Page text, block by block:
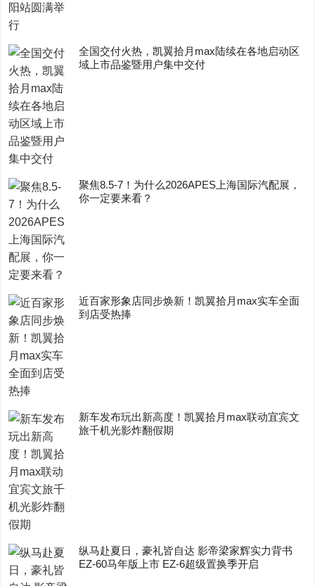
全国交付火热，凯翼拾月max陆续在各地启动区
域上市品鉴暨用户集中交付
聚焦8.5-7！为什么2026APES上海国际汽配展，
你一定要来看？
近百家形象店同步焕新！凯翼拾月max实车全面
到店受热捧
新车发布玩出新高度！凯翼拾月max联动宜宾文
旅千机光影炸翻假期
纵马赴夏日，豪礼皆自达 影帝梁家辉实力背书
EZ-60马年版上市 EZ-6超级置换季开启